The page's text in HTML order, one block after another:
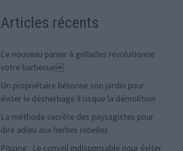
Articles récents
Ce nouveau panier à grillades révolutionne
votre barbecue￼
Un propriétaire bétonne son jardin pour
éviter le désherbage il risque la démolition
La méthode secrète des paysagistes pour
dire adieu aux herbes rebelles
Piscine : Le conseil indispensable pour éviter